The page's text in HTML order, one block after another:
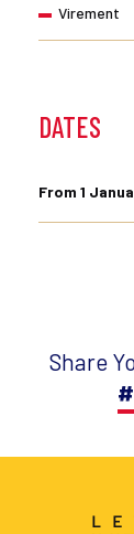
Virement
DATES
From 1
Share